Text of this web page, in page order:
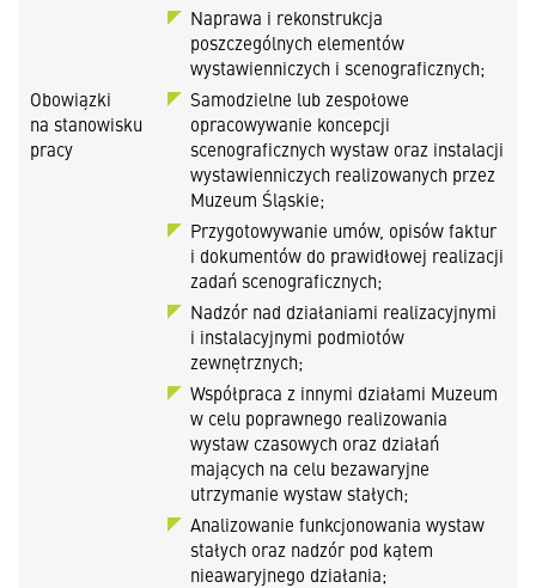
Obowiązki
na stanowisku
pracy
Naprawa i rekonstrukcja
poszczególnych elementów
wystawienniczych i scenograficznych;
Samodzielne lub zespołowe
opracowywanie koncepcji
scenograficznych wystaw oraz instalacji
wystawienniczych realizowanych przez
Muzeum Śląskie;
Przygotowywanie umów, opisów faktur
i dokumentów do prawidłowej realizacji
zadań scenograficznych;
Nadzór nad działaniami realizacyjnymi
i instalacyjnymi podmiotów
zewnętrznych;
Współpraca z innymi działami Muzeum
w celu poprawnego realizowania
wystaw czasowych oraz działań
mających na celu bezawaryjne
utrzymanie wystaw stałych;
Analizowanie funkcjonowania wystaw
stałych oraz nadzór pod kątem
nieawaryjnego działania;